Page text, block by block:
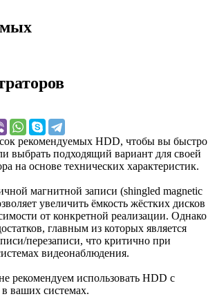
рекомендуемых HDD, чтобы вы быстро
выбрать подходящий вариант для своей
на основе технических характеристик.
магнитной записи (shingled magnetic
увеличить ёмкость жёстких дисков
от конкретной реализации. Однако
главным из которых является
перезаписи, что критично при
видеонаблюдения.
рекомендуем использовать HDD c
ваших системах.